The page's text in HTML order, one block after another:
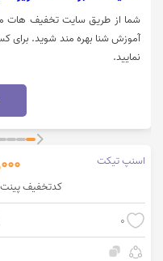
آموزش شنا بهره مند شوید. برای
نمایید.
اسنپ تیکت
کدتخفیف پینت بال
0